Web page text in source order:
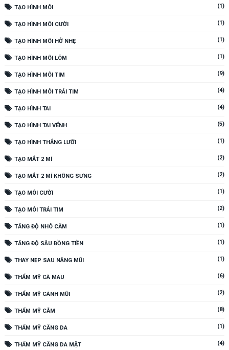
TẠO HÌNH MÔI (1)
TẠO HÌNH MÔI CƯỜI (1)
TẠO HÌNH MÔI HỞ NHẸ (1)
TẠO HÌNH MÔI LÕM (1)
TẠO HÌNH MÔI TIM (9)
TẠO HÌNH MÔI TRÁI TIM (4)
TẠO HÌNH TAI (4)
TẠO HÌNH TAI VỂNH (5)
TẠO HÌNH THẮNG LƯỠI (1)
TẠO MẮT 2 MÍ (2)
TẠO MẮT 2 MÍ KHÔNG SƯNG (2)
TẠO MÔI CƯỜI (1)
TẠO MÔI TRÁI TIM (2)
TĂNG ĐỘ NHÔ CẰM (1)
TĂNG ĐỘ SÂU ĐỒNG TIỀN (1)
THAY NẸP SAU NÂNG MŨI (1)
THẨM MỸ CÀ MAU (6)
THẨM MỸ CÁNH MŨI (2)
THẨM MỸ CẰM (8)
THẨM MỸ CĂNG DA (1)
THẨM MỸ CĂNG DA MẶT (4)